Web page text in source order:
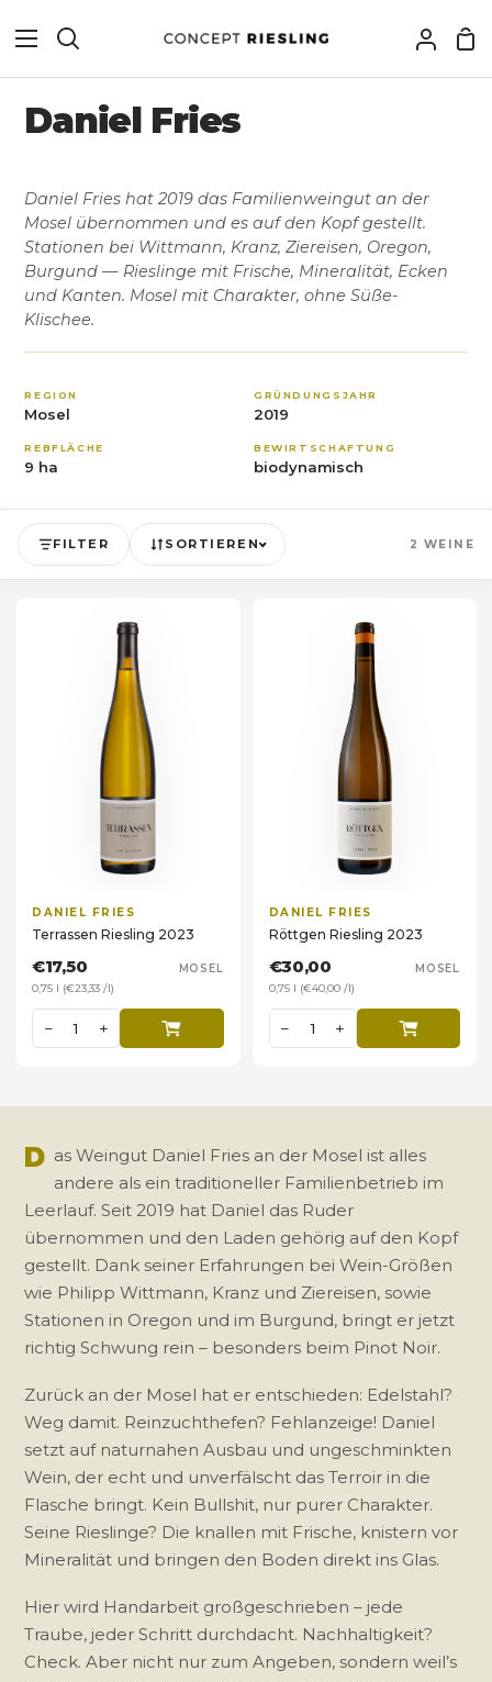
Daniel Fries
Daniel Fries hat 2019 das Familienweingut an der
Mosel übernommen und es auf den Kopf gestellt.
Stationen bei Wittmann, Kranz, Ziereisen, Oregon,
Burgund — Rieslinge mit Frische, Mineralität, Ecken
und Kanten. Mosel mit Charakter, ohne Süße-
Klischee.
REGION
Mosel
GRÜNDUNGSJAHR
2019
REBFLÄCHE
9 ha
BEWIRTSCHAFTUNG
biodynamisch
FILTER SORTIEREN 2 WEINE
DANIEL FRIES
Terrassen Riesling 2023
€17,50
0,75 l (€23,33 /l)
MOSEL
− +
DANIEL FRIES
Röttgen Riesling 2023
€30,00
0,75 l (€40,00 /l)
MOSEL
− +
D as Weingut Daniel Fries an der Mosel ist alles
andere als ein traditioneller Familienbetrieb im
Leerlauf. Seit 2019 hat Daniel das Ruder
übernommen und den Laden gehörig auf den Kopf
gestellt. Dank seiner Erfahrungen bei Wein-Größen
wie Philipp Wittmann, Kranz und Ziereisen, sowie
Stationen in Oregon und im Burgund, bringt er jetzt
richtig Schwung rein – besonders beim Pinot Noir.
Zurück an der Mosel hat er entschieden: Edelstahl?
Weg damit. Reinzuchthefen? Fehlanzeige! Daniel
setzt auf naturnahen Ausbau und ungeschminkten
Wein, der echt und unverfälscht das Terroir in die
Flasche bringt. Kein Bullshit, nur purer Charakter.
Seine Rieslinge? Die knallen mit Frische, knistern vor
Mineralität und bringen den Boden direkt ins Glas.
Hier wird Handarbeit großgeschrieben – jede
Traube, jeder Schritt durchdacht. Nachhaltigkeit?
Check. Aber nicht nur zum Angeben, sondern weil’s